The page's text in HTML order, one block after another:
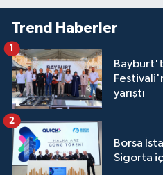
Trend Haberler
yarıştı
1
Borsa
Sigorta
2